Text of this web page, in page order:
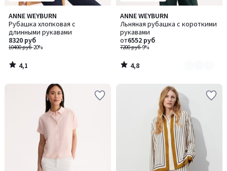
ANNE WEYBURN
Рубашка хлопковая с
длинными рукавами
10400 руб-20%
8320 руб
4,1
/ 5
4,1
/
ANNE WEYBURN
Льняная рубашка с короткими
рукавами
7200 руб-9%
от6552 руб
4,8
/ 5
Количество
цветов:
2
4,8
/